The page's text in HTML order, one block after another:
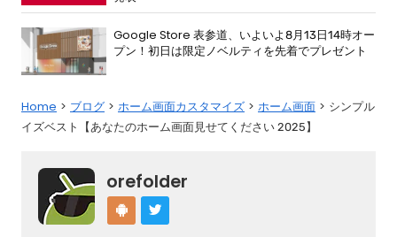
Google Store 表参道、いよいよ8月13日14時オー
プン！初日は限定ノベルティを先着でプレゼント
Home ブログ ホーム画面カスタマイズ ホーム画面
シンプル
イズベスト【あなたのホーム画面見せてください 2025】
orefolder